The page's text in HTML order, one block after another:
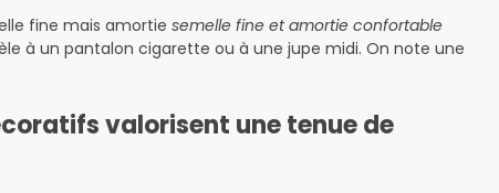
fine mais amortie semelle fine et amortie confortable
à un pantalon cigarette ou à une jupe midi. On note une
valorisent une tenue de